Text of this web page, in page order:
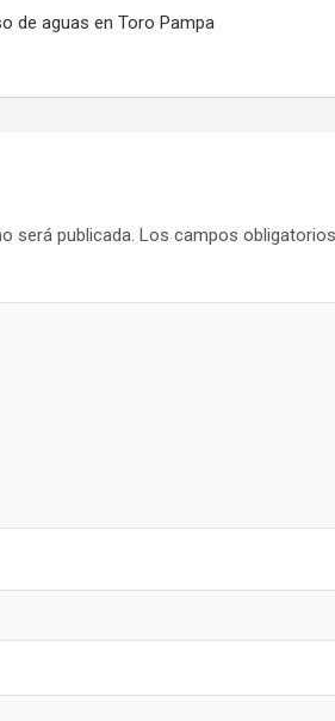
de aguas en Toro Pampa
será publicada. Los campos